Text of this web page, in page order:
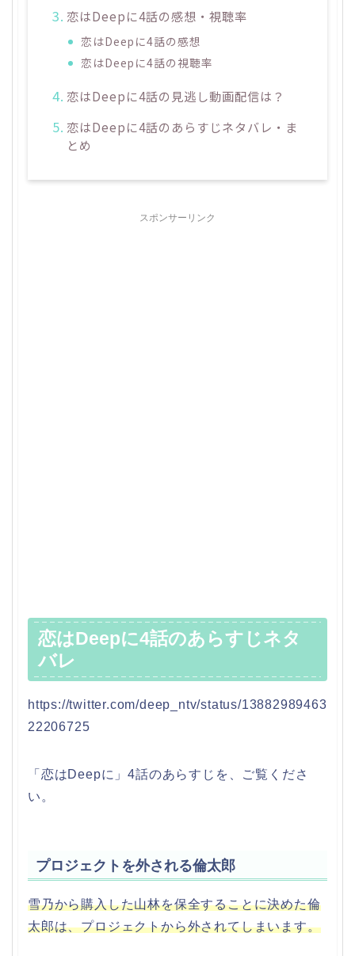
恋はDeepに4話の感想・視聴率
恋はDeepに4話の感想
恋はDeepに4話の視聴率
恋はDeepに4話の見逃し動画配信は？
恋はDeepに4話のあらすじネタバレ・ま
とめ
スポンサーリンク
恋はDeepに4話のあらすじネタ
バレ
https://twitter.com/deep_ntv/status/13882989463
22206725
「恋はDeepに」4話のあらすじを、ご覧くださ
い。
プロジェクトを外される倫太郎
雪乃から購入した山林を保全することに決めた倫
太郎は、プロジェクトから外されてしまいます。